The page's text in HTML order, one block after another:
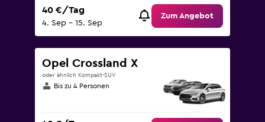
40 €/Tag
4. Sep – 15. Sep
Zum Angebot
Opel Crossland X
oder ähnlich Kompakt-SUV
Bis zu 4 Personen